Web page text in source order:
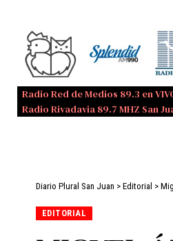
Radio Red de Medios 89.3 en
Radio Rivadavia 89.7 MHZ San
Diario Plural San Juan > Editorial >
EDITORIAL